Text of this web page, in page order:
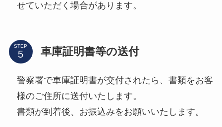
せていただく場合があります。
STEP 車庫証明書等の送付
警察署で車庫証明書が交付されたら、書類をお客
様のご住所に送付いたします。
書類が到着後、お振込みをお願いいたします。